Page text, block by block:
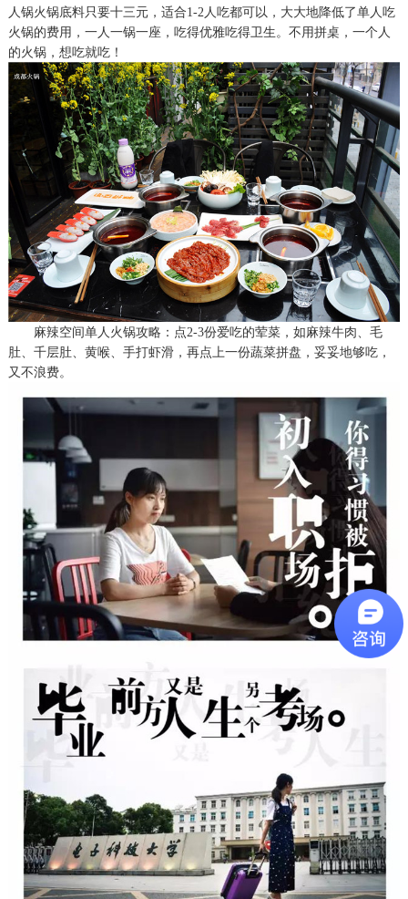
人锅火锅底料只要十三元，适合1-2人吃都可以，大大地降低了单人吃
火锅的费用，一人一锅一座，吃得优雅吃得卫生。不用拼桌，一个人
的火锅，想吃就吃！
麻辣空间单人火锅攻略：点2-3份爱吃的荤菜，如麻辣牛肉、毛
肚、千层肚、黄喉、手打虾滑，再点上一份蔬菜拼盘，妥妥地够吃，
又不浪费。